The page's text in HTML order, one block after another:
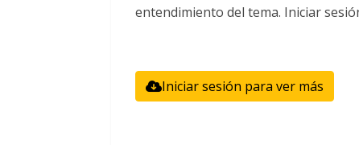
entendimiento del tema. Iniciar
Iniciar sesión para ver más